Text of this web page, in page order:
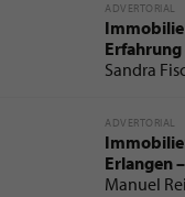
ADVERTORIAL
Immobilie
Sandra
ADVERTORIAL
Erlangen
zwischen
Manuel